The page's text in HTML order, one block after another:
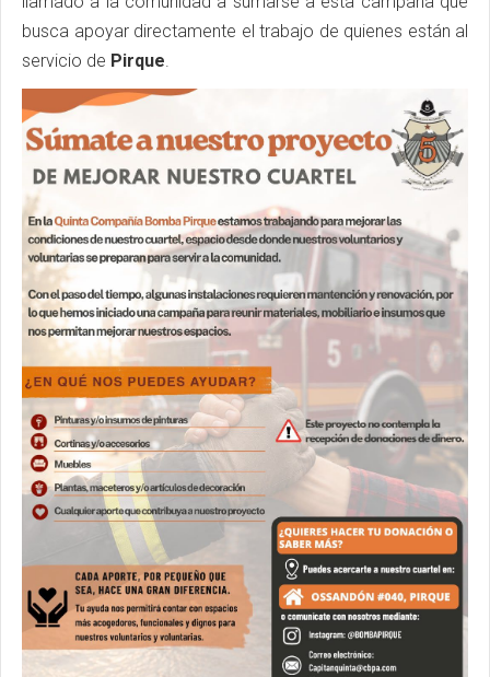
busca apoyar directamente el trabajo de quienes están al
servicio de Pirque.